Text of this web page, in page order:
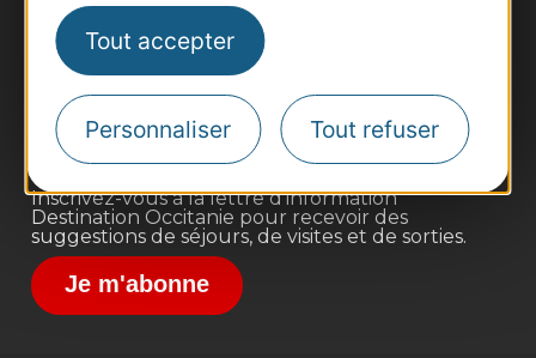
Tout accepter
Personnaliser Tout refuser
Business/Mice
Pros d'Occitanie
Site presse et d'influence
Voyagistes
Destination Sport
Inscrivez-vous à la lettre d'information
Destination Occitanie pour recevoir des
suggestions de séjours, de visites et de sorties.
Je m'abonne